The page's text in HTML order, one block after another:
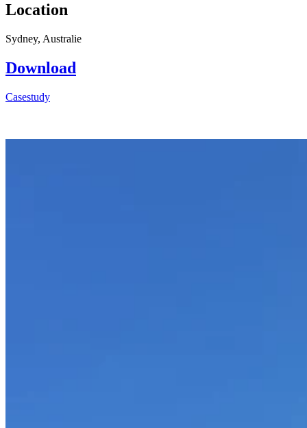
Location
Sydney, Australie
Download
Casestudy